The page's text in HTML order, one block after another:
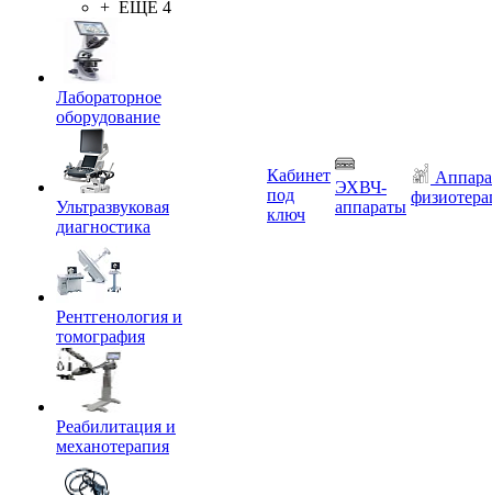
+ ЕЩЕ 4
Лабораторное
оборудование
Ультразвуковая
диагностика
Рентгенология и
томография
Реабилитация и
механотерапия
Кабинет
под
ключ
ЭХВЧ-
аппараты